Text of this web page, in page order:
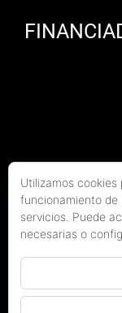
Copyright 2026 Kaitek
Utilizamos
funcionamiento de
servicios. Puede
necesarias o